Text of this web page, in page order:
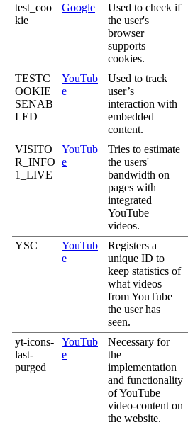
test_coo
kie
Google
Used to check if
the user's
browser
supports
cookies.
TESTC
OOKIE
SENAB
LED
YouTub
e
Used to track
user’s
interaction with
embedded
content.
VISITO
R_INFO
1_LIVE
YouTub
e
Tries to estimate
the users'
bandwidth on
pages with
integrated
YouTube
videos.
YSC
YouTub
e
Registers a
unique ID to
keep statistics of
what videos
from YouTube
the user has
seen.
yt-icons-
last-
purged
YouTub
e
Necessary for
the
implementation
and functionality
of YouTube
video-content on
the website.